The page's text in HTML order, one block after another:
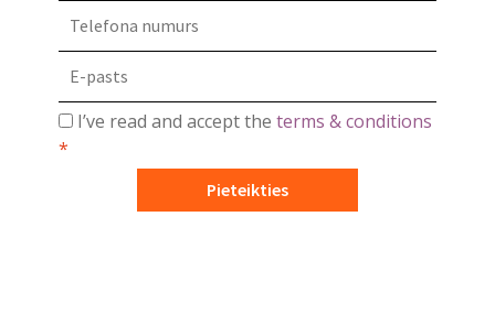
I’ve read and accept the terms & conditions
*
Pieteikties